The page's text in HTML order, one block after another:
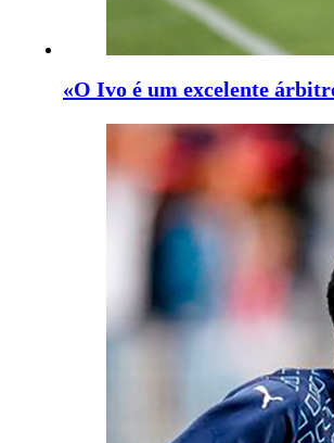
«O Ivo é um excelente